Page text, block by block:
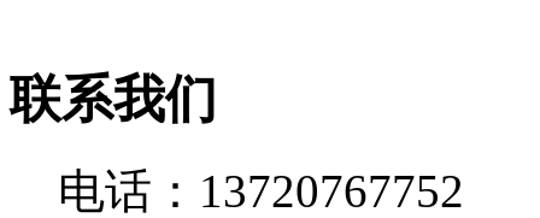
联系我们
电话：13720767752